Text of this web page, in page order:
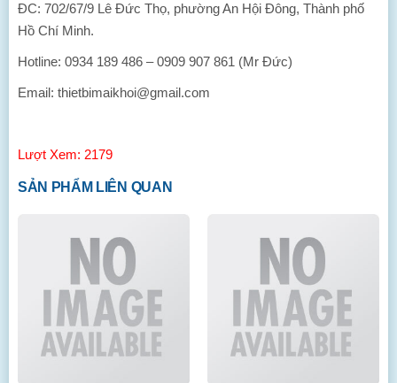
ĐC: 702/67/9 Lê Đức Thọ, phường An Hội Đông, Thành phố
Hồ Chí Minh.
Hotline: 0934 189 486 – 0909 907 861 (Mr Đức)
Email: thietbimaikhoi@gmail.com
Lượt Xem: 2179
SẢN PHẨM LIÊN QUAN